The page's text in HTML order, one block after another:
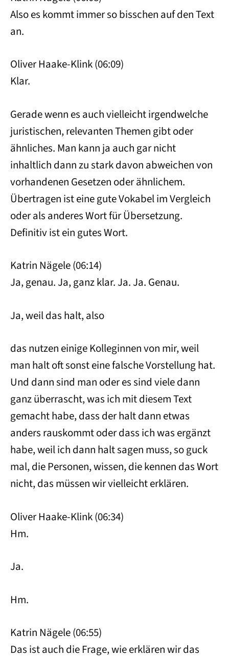
Also es kommt immer so bisschen auf den Text
an.
Oliver Haake-Klink (06:09)
Klar.
Gerade wenn es auch vielleicht irgendwelche
juristischen, relevanten Themen gibt oder
ähnliches. Man kann ja auch gar nicht
inhaltlich dann zu stark davon abweichen von
vorhandenen Gesetzen oder ähnlichem.
Übertragen ist eine gute Vokabel im Vergleich
oder als anderes Wort für Übersetzung.
Definitiv ist ein gutes Wort.
Katrin Nägele (06:14)
Ja, genau. Ja, ganz klar. Ja. Ja. Genau.
Ja, weil das halt, also
das nutzen einige Kolleginnen von mir, weil
man halt oft sonst eine falsche Vorstellung hat.
Und dann sind man oder es sind viele dann
ganz überrascht, was ich mit diesem Text
gemacht habe, dass der halt dann etwas
anders rauskommt oder dass ich was ergänzt
habe, weil ich dann halt sagen muss, so guck
mal, die Personen, wissen, die kennen das Wort
nicht, das müssen wir vielleicht erklären.
Oliver Haake-Klink (06:34)
Hm.
Ja.
Hm.
Katrin Nägele (06:55)
Das ist auch die Frage, wie erklären wir das